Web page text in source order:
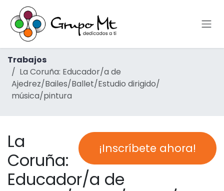
Ir al contenido
Trabajos
La Coruña: Educador/a de
Ajedrez/Bailes/Ballet/Estudio dirigido/
música/pintura
¡Inscríbete ahora!
La
Coruña:
Educador/a de